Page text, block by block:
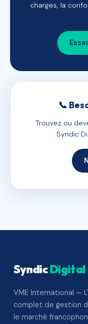
charges, la
📞
Trouvez ou
Syndic
SyndicDigital
VME International —
complet de gestion
le marché